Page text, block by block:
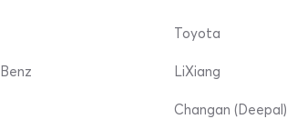
Toyota
LiXiang
Changan (Deepal)